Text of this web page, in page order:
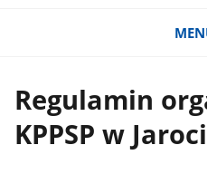
Regulamin
KPPSP w